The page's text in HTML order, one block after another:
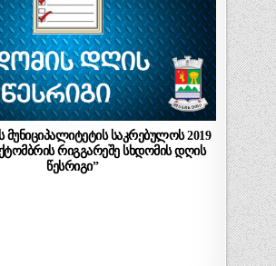
მუნიციპალიტეტის საკრებულოს 2019
რიგგარეშე სხდომის დღის
წესრიგი”